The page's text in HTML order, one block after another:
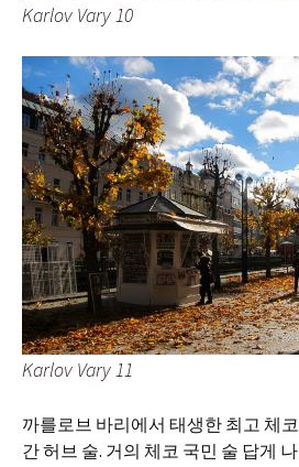
Karlov Vary 10
Karlov Vary 11
까를로브 바리에서 태생한 최고 체
간 허브 술. 거의 체코 국민 술 답게